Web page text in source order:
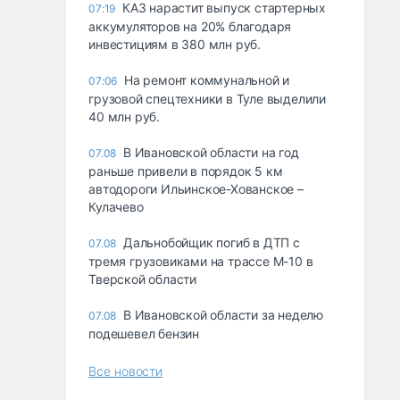
07:19 КАЗ нарастит выпуск стартерных
аккумуляторов на 20% благодаря
инвестициям в 380 млн руб.
07:06 На ремонт коммунальной и
грузовой спецтехники в Туле выделили
40 млн руб.
07.08 В Ивановской области на год
раньше привели в порядок 5 км
автодороги Ильинское-Хованское –
Кулачево
07.08 Дальнобойщик погиб в ДТП с
тремя грузовиками на трассе М-10 в
Тверской области
07.08 В Ивановской области за неделю
подешевел бензин
Все новости